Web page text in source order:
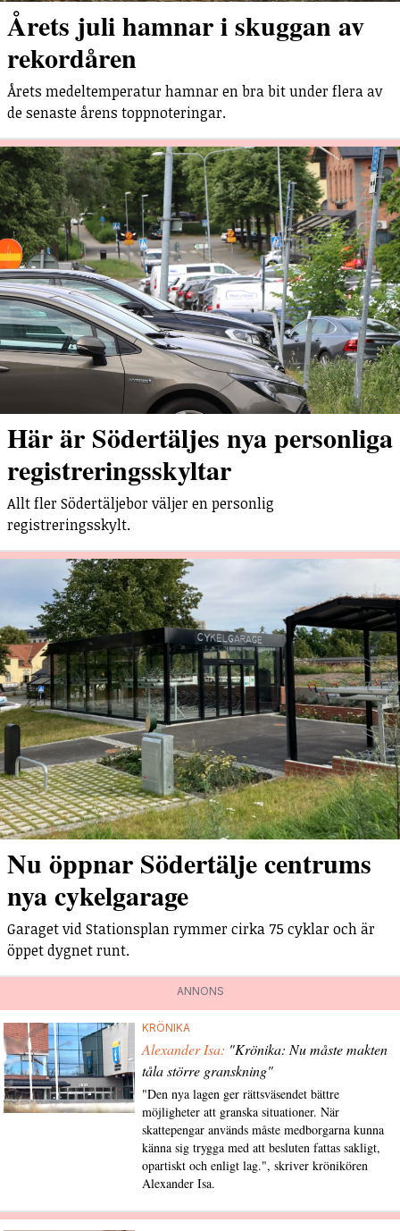
Årets juli hamnar i skuggan av
rekordåren
Årets medeltemperatur hamnar en bra bit under flera av
de senaste årens toppnoteringar.
Här är Södertäljes nya personliga
registreringsskyltar
Allt fler Södertäljebor väljer en personlig
registreringsskylt.
Nu öppnar Södertälje centrums
nya cykelgarage
Garaget vid Stationsplan rymmer cirka 75 cyklar och är
öppet dygnet runt.
ANNONS
KRÖNIKA
Alexander Isa: "Krönika: Nu måste makten
tåla större granskning"
"Den nya lagen ger rättsväsendet bättre
möjligheter att granska situationer. När
skattepengar används måste medborgarna kunna
känna sig trygga med att besluten fattas sakligt,
opartiskt och enligt lag.", skriver krönikören
Alexander Isa.